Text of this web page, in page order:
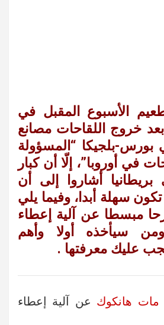
الأسبوع المقبل في
بعد خروج اللقاحات مصانع
بلجيكا “المسؤولة
في أوروبا”، إلّا أن كبار
أشاروا إلى أن
سهلة أبدا، وفيما يلي
مبسطا عن آلية إعطاء
سيأخذه أولا وأهم
عليك معرفتها .
مات هانكوك عن آلية إعطاء